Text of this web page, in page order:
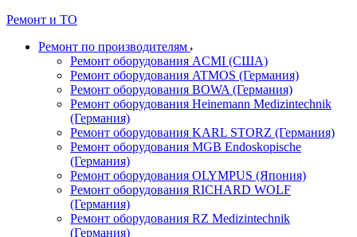
Ремонт и ТО
Ремонт по производителям
Ремонт оборудования ACMI (США)
Ремонт оборудования ATMOS (Германия)
Ремонт оборудования BOWA (Германия)
Ремонт оборудования Heinemann Medizintechnik
(Германия)
Ремонт оборудования KARL STORZ (Германия)
Ремонт оборудования MGB Endoskopische
(Германия)
Ремонт оборудования OLYMPUS (Япония)
Ремонт оборудования RICHARD WOLF
(Германия)
Ремонт оборудования RZ Medizintechnik
(Германия)